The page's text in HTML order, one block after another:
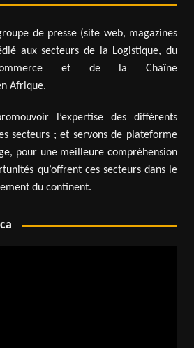
de presse (site web, magazines
aux secteurs de la Logistique, du
et de la Chaîne
Afrique.
l’expertise des différents
secteurs ; et servons de plateforme
pour une meilleure compréhension
qu’offrent ces secteurs dans le
du continent.